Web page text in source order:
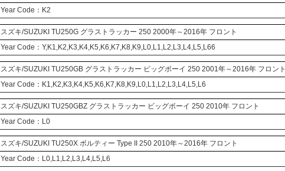
Year Code：K2
スズキ/SUZUKI TU250G グラストラッカー 250 2000年～2016年 フロント
Year Code：Y,K1,K2,K3,K4,K5,K6,K7,K8,K9,L0,L1,L2,L3,L4,L5,L66
スズキ/SUZUKI TU250GB グラストラッカー ビッグボーイ 250 2001年～2016年 フロント
Year Code：K1,K2,K3,K4,K5,K6,K7,K8,K9,L0,L1,L2,L3,L4,L5,L6
スズキ/SUZUKI TU250GBZ グラストラッカー ビッグボーイ 250 2010年 フロント
Year Code：L0
スズキ/SUZUKI TU250X ボルティー Type II
250 2010年～2016年 フロント
Year Code：L0,L1,L2,L3,L4,L5,L6